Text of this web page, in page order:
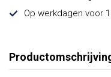
Op werkdagen voor